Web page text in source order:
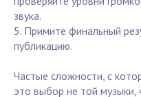
звука.
5. Примите финальный
публикацию.
Частые сложности, с
это выбор не той музыки,